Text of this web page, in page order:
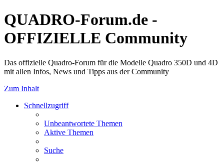
QUADRO-Forum.de -
OFFIZIELLE Community
Das offizielle Quadro-Forum für die Modelle Quadro 350D und 4D
mit allen Infos, News und Tipps aus der Community
Zum Inhalt
Schnellzugriff
Unbeantwortete Themen
Aktive Themen
Suche